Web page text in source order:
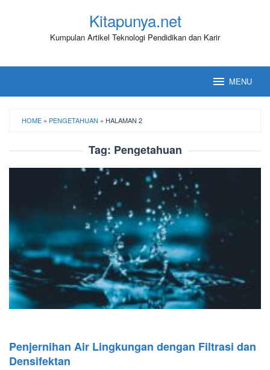
Kitapunya.net
Kumpulan Artikel Teknologi Pendidikan dan Karir
MENU
HOME » PENGETAHUAN » HALAMAN 2
Tag: Pengetahuan
Penjernihan Air Lingkungan dengan Filtrasi dan
Densifektan